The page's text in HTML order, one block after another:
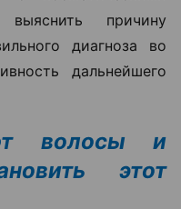
причину
диагноза во
дальнейшего
волосы и
этот